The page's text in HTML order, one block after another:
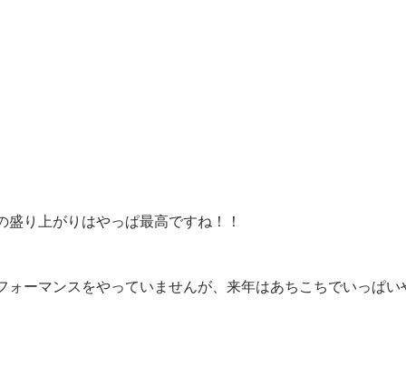
り上がりはやっぱ最高ですね！！
ォーマンスをやっていませんが、来年はあちこちでいっぱい